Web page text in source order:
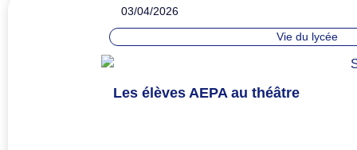
03/04/2026
Vie du lycée
Les élèves AEPA au théâtre